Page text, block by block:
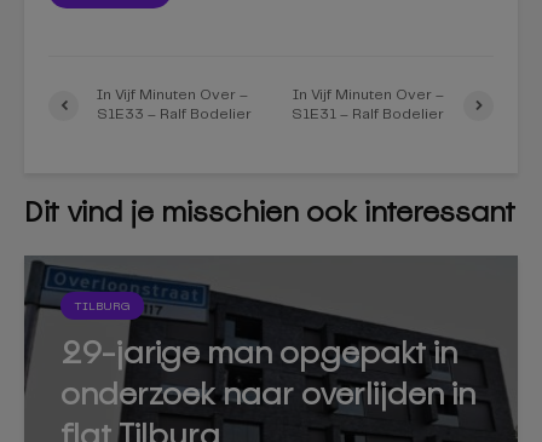
In Vijf Minuten Over –
S1E33 – Ralf Bodelier
In Vijf Minuten Over –
S1E31 – Ralf Bodelier
Dit vind je misschien ook interessant
TILBURG
29-jarige man opgepakt in
onderzoek naar overlijden in